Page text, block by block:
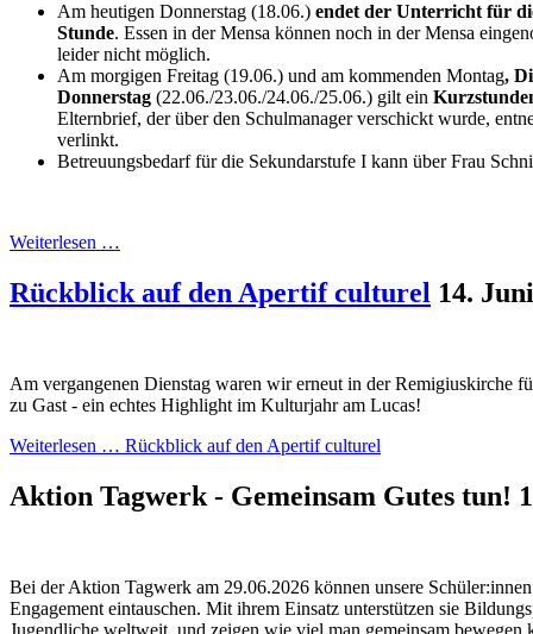
Am heutigen Donnerstag (18.06.) endet der Unterricht für
Stunde. Essen in der Mensa können noch in der Mensa
leider nicht möglich.
Am morgigen Freitag (19.06.) und am kommenden Montag,
Donnerstag (22.06./23.06./24.06./25.06.) gilt ein
Elternbrief, der über den Schulmanager verschickt wurde,
verlinkt.
Betreuungsbedarf für die Sekundarstufe I kann über Frau
Weiterlesen …
Rückblick auf den Apertif culturel 14.
Am vergangenen Dienstag waren wir erneut in der Remigiuskirche
zu Gast - ein echtes Highlight im Kulturjahr am Lucas!
Weiterlesen … Rückblick auf den Apertif culturel
Aktion Tagwerk - Gemeinsam Gutes tun!
Bei der Aktion Tagwerk am 29.06.2026 können unsere
Engagement eintauschen. Mit ihrem Einsatz unterstützen sie
Jugendliche weltweit, und zeigen wie viel man gemeinsam